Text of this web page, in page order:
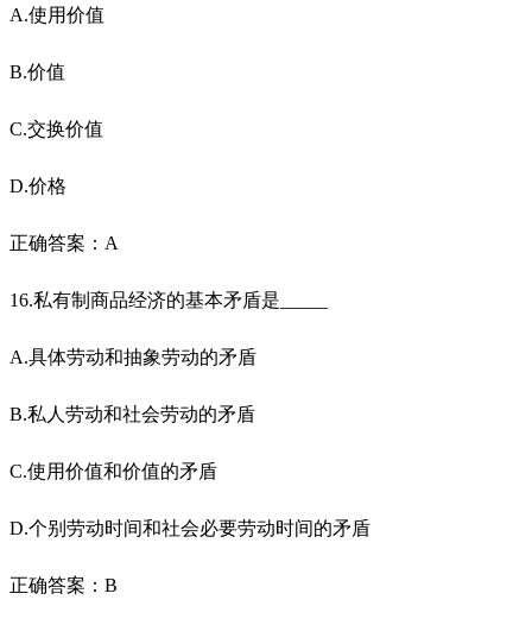
A.使用价值
B.价值
C.交换价值
D.价格
正确答案：A
16.私有制商品经济的基本矛盾是_____
A.具体劳动和抽象劳动的矛盾
B.私人劳动和社会劳动的矛盾
C.使用价值和价值的矛盾
D.个别劳动时间和社会必要劳动时间的矛盾
正确答案：B